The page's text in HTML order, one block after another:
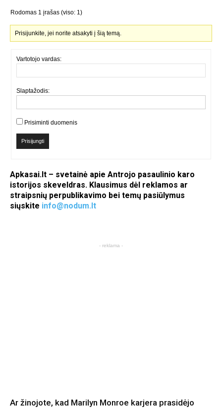
Rodomas 1 įrašas (viso: 1)
Prisijunkite, jei norite atsakyti į šią temą.
Vartotojo vardas:
Slaptažodis:
Prisiminti duomenis
Prisijungti
Apkasai.lt – svetainė apie Antrojo pasaulinio karo
istorijos skeveldras. Klausimus dėl reklamos ar
straipsnių perpublikavimo bei temų pasiūlymus
siųskite info@nodum.lt
- reklama -
Ar žinojote, kad Marilyn Monroe karjera prasidėjo